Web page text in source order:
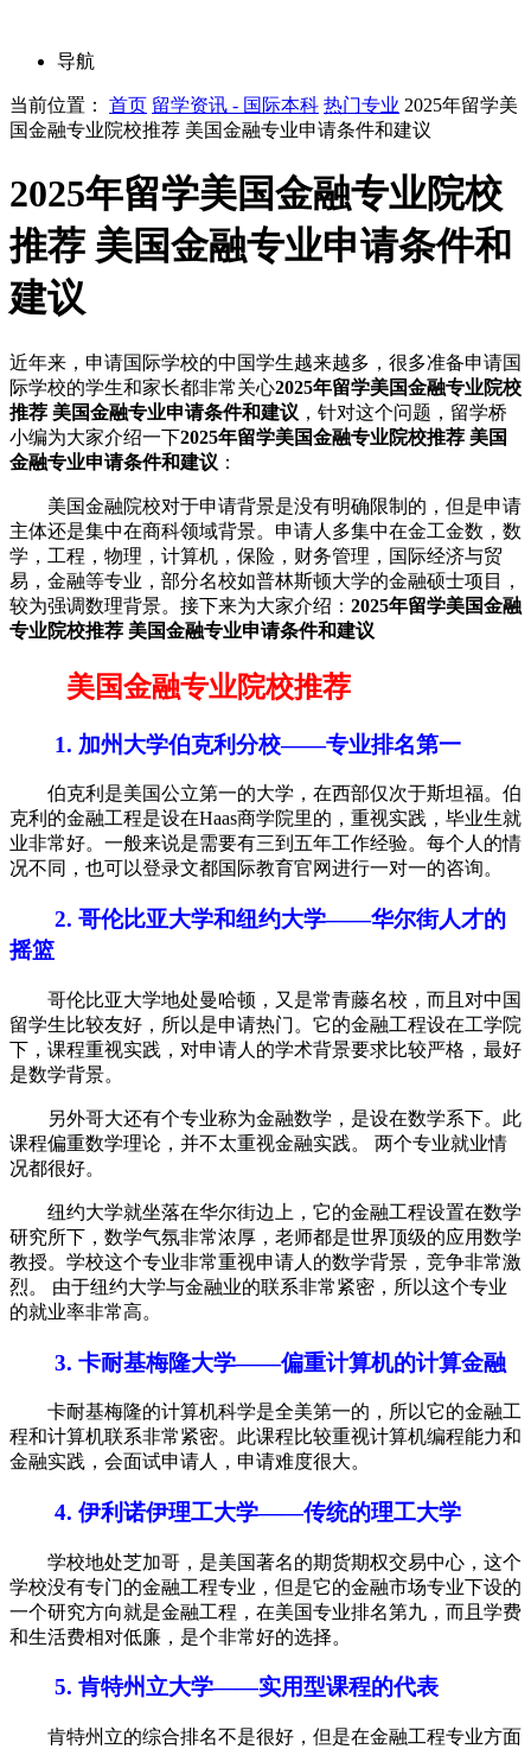
导航
当前位置： 首页 留学资讯 - 国际本科 热门专业 2025年留学美
国金融专业院校推荐 美国金融专业申请条件和建议
2025年留学美国金融专业院校
推荐 美国金融专业申请条件和
建议
近年来，申请国际学校的中国学生越来越多，很多准备申请国
际学校的学生和家长都非常关心2025年留学美国金融专业院校
推荐 美国金融专业申请条件和建议 ，针对这个问题，留学桥
小编为大家介绍一下2025年留学美国金融专业院校推荐 美国
金融专业申请条件和建议 ：
美国金融院校对于申请背景是没有明确限制的，但是申请
主体还是集中在商科领域背景。申请人多集中在金工金数，数
学，工程，物理，计算机，保险，财务管理，国际经济与贸
易，金融等专业，部分名校如普林斯顿大学的金融硕士项目，
较为强调数理背景。接下来为大家介绍： 2025年留学美国金融
专业院校推荐 美国金融专业申请条件和建议
美国金融专业院校推荐
1. 加州大学伯克利分校——专业排名第一
伯克利是美国公立第一的大学，在西部仅次于斯坦福。伯
克利的金融工程是设在Haas商学院里的，重视实践，毕业生就
业非常好。一般来说是需要有三到五年工作经验。每个人的情
况不同，也可以登录文都国际教育官网进行一对一的咨询。
2. 哥伦比亚大学和纽约大学——华尔街人才的
摇篮
哥伦比亚大学地处曼哈顿，又是常青藤名校，而且对中国
留学生比较友好，所以是申请热门。它的金融工程设在工学院
下，课程重视实践，对申请人的学术背景要求比较严格，最好
是数学背景。
另外哥大还有个专业称为金融数学，是设在数学系下。此
课程偏重数学理论，并不太重视金融实践。 两个专业就业情
况都很好。
纽约大学就坐落在华尔街边上，它的金融工程设置在数学
研究所下，数学气氛非常浓厚，老师都是世界顶级的应用数学
教授。学校这个专业非常重视申请人的数学背景，竞争非常激
烈。 由于纽约大学与金融业的联系非常紧密，所以这个专业
的就业率非常高。
3. 卡耐基梅隆大学——偏重计算机的计算金融
卡耐基梅隆的计算机科学是全美第一的，所以它的金融工
程和计算机联系非常紧密。此课程比较重视计算机编程能力和
金融实践，会面试申请人，申请难度很大。
4. 伊利诺伊理工大学——传统的理工大学
学校地处芝加哥，是美国著名的期货期权交易中心，这个
学校没有专门的金融工程专业，但是它的金融市场专业下设的
一个研究方向就是金融工程，在美国专业排名第九，而且学费
和生活费相对低廉，是个非常好的选择。
5. 肯特州立大学——实用型课程的代表
肯特州立的综合排名不是很好，但是在金融工程专业方面